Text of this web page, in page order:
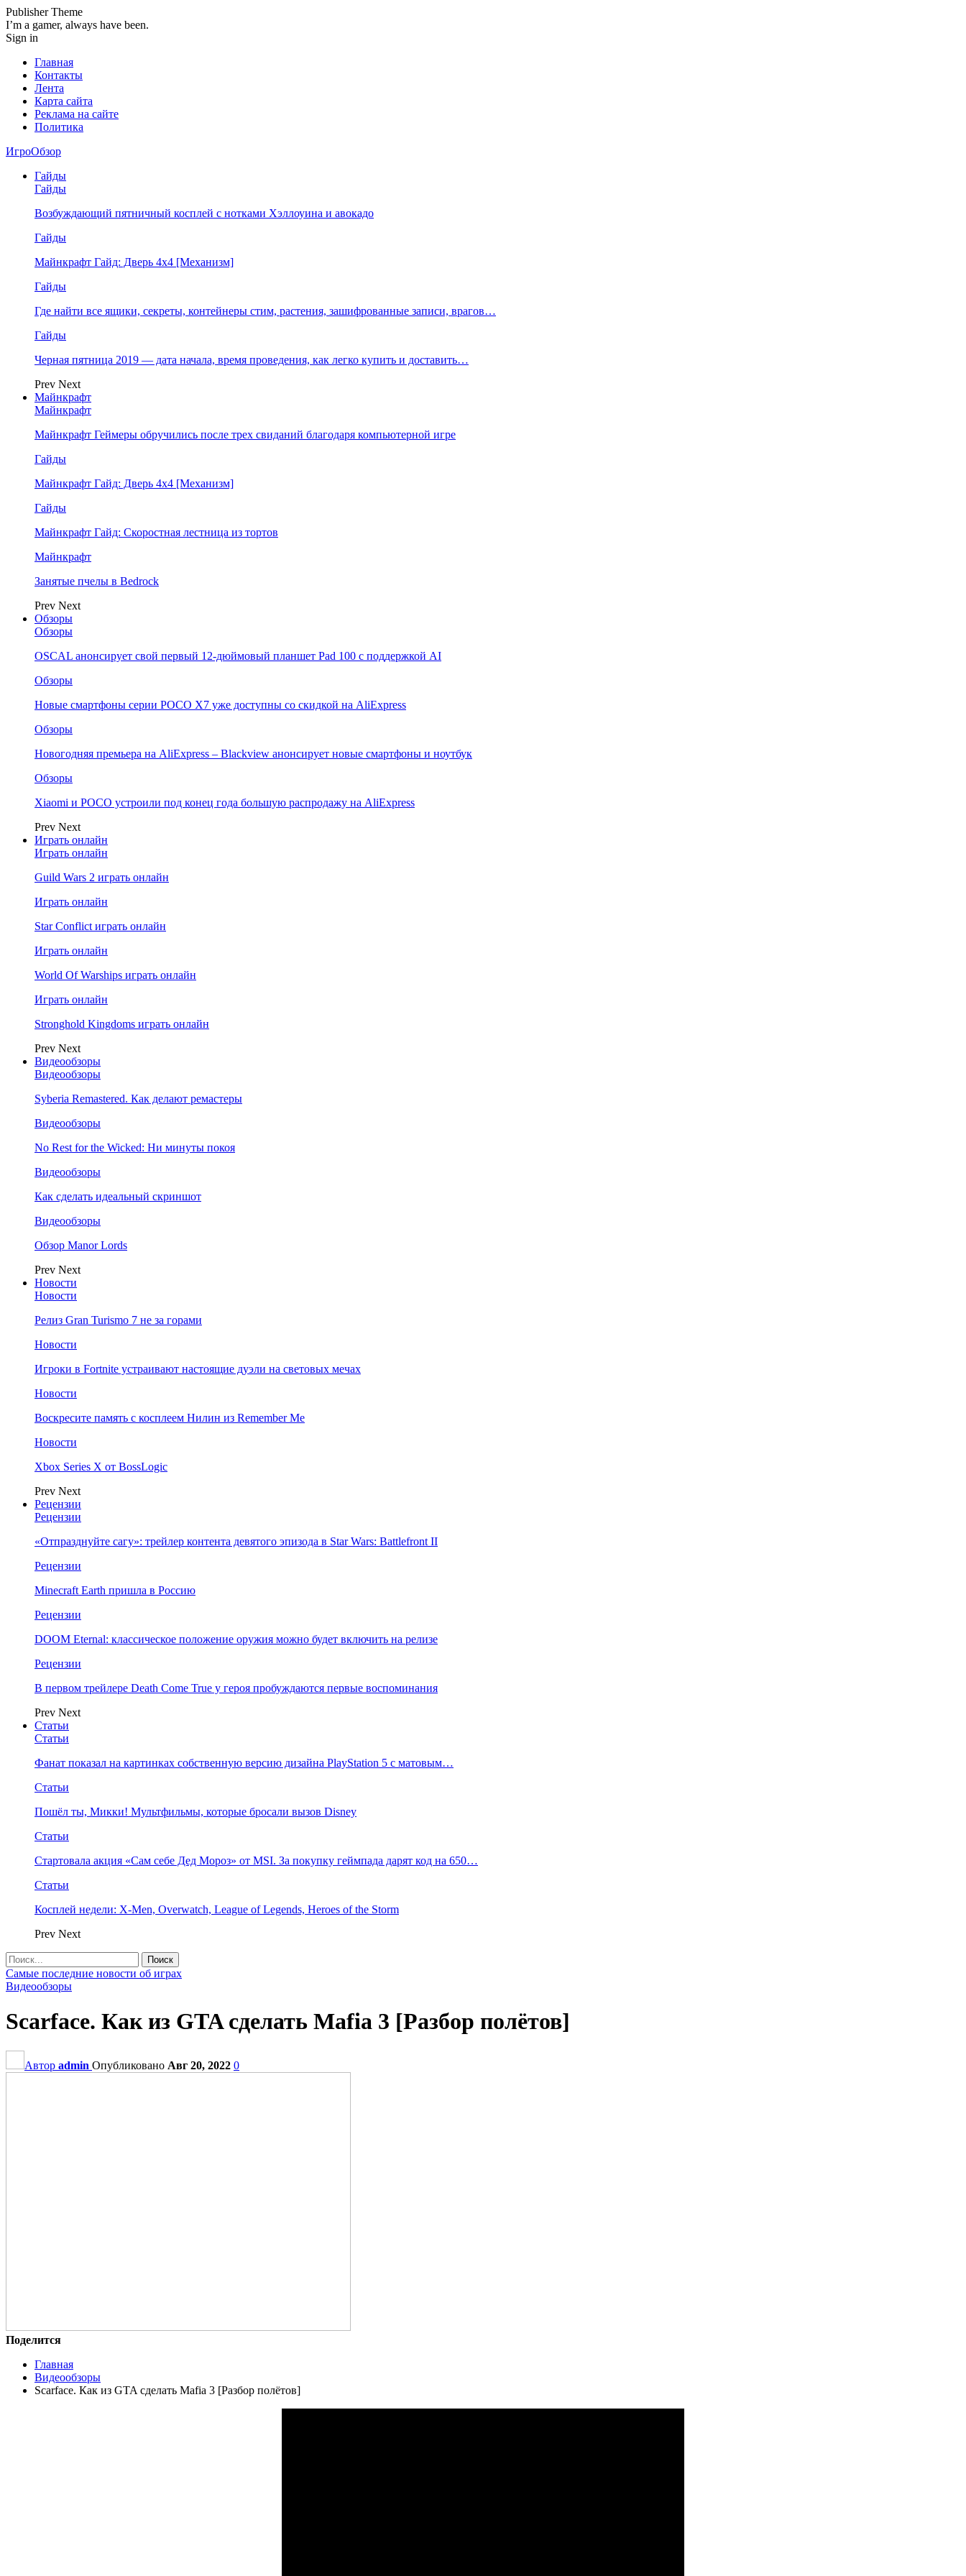
Publisher Theme
I’m a gamer, always have been.
Sign in
Главная
Контакты
Лента
Карта сайта
Реклама на сайте
Политика
ИгроОбзор
Гайды
Гайды
Возбуждающий пятничный косплей с нотками Хэллоуина и авокадо
Гайды
Майнкрафт Гайд: Дверь 4х4 [Механизм]
Гайды
Где найти все ящики, секреты, контейнеры стим, растения, зашифрованные записи, врагов…
Гайды
Черная пятница 2019 — дата начала, время проведения, как легко купить и доставить…
Prev Next
Майнкрафт
Майнкрафт
Майнкрафт Геймеры обручились после трех свиданий благодаря компьютерной игре
Гайды
Майнкрафт Гайд: Дверь 4х4 [Механизм]
Гайды
Майнкрафт Гайд: Скоростная лестница из тортов
Майнкрафт
Занятые пчелы в Bedrock
Prev Next
Обзоры
Обзоры
OSCAL анонсирует свой первый 12-дюймовый планшет Pad 100 с поддержкой AI
Обзоры
Новые смартфоны серии POCO X7 уже доступны со скидкой на AliExpress
Обзоры
Новогодняя премьера на AliExpress – Blackview анонсирует новые смартфоны и ноутбук
Обзоры
Xiaomi и POCO устроили под конец года большую распродажу на AliExpress
Prev Next
Играть онлайн
Играть онлайн
Guild Wars 2 играть онлайн
Играть онлайн
Star Conflict играть онлайн
Играть онлайн
World Of Warships играть онлайн
Играть онлайн
Stronghold Kingdoms играть онлайн
Prev Next
Видеообзоры
Видеообзоры
Syberia Remastered. Как делают ремастеры
Видеообзоры
No Rest for the Wicked: Ни минуты покоя
Видеообзоры
Как сделать идеальный скриншот
Видеообзоры
Обзор Manor Lords
Prev Next
Новости
Новости
Релиз Gran Turismo 7 не за горами
Новости
Игроки в Fortnite устраивают настоящие дуэли на световых мечах
Новости
Воскресите память с косплеем Нилин из Remember Me
Новости
Xbox Series X от BossLogic
Prev Next
Рецензии
Рецензии
«Отпразднуйте сагу»: трейлер контента девятого эпизода в Star Wars: Battlefront II
Рецензии
Minecraft Earth пришла в Россию
Рецензии
DOOM Eternal: классическое положение оружия можно будет включить на релизе
Рецензии
В первом трейлере Death Come True у героя пробуждаются первые воспоминания
Prev Next
Статьи
Статьи
Фанат показал на картинках собственную версию дизайна PlayStation 5 с матовым…
Статьи
Пошёл ты, Микки! Мультфильмы, которые бросали вызов Disney
Статьи
Стартовала акция «Сам себе Дед Мороз» от MSI. За покупку геймпада дарят код на 650…
Статьи
Косплей недели: X-Men, Overwatch, League of Legends, Heroes of the Storm
Prev Next
Самые последние новости об играх
Видеообзоры
Scarface. Как из GTA сделать Mafia 3 [Разбор полётов]
Автор admin Опубликовано Авг 20, 2022 0
Поделится
Главная
Видеообзоры
Scarface. Как из GTA сделать Mafia 3 [Разбор полётов]